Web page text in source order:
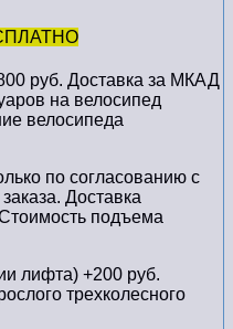
руб. Доставка за МКАД
на велосипед
велосипеда
по cогласованию с
Доставка
подъема
лифта) +200 руб.
трехколесного